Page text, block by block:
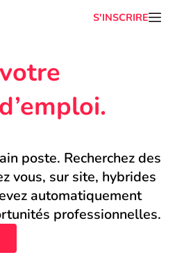
S'INSCRIRE
poste. Recherchez des
vous, sur site, hybrides
automatiquement
professionnelles.